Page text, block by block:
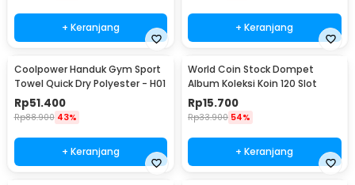
+ Keranjang + Keranjang
Coolpower Handuk Gym Sport
Towel Quick Dry Polyester - H01
Rp51.400
Rp88.900 43%
+ Keranjang
World Coin Stock Dompet
Album Koleksi Koin 120 Slot
Rp15.700
Rp33.900 54%
+ Keranjang